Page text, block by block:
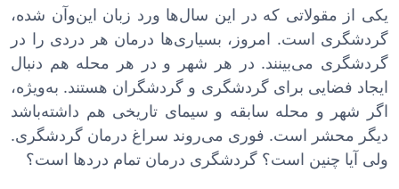
یکی از مقولاتی که در این سال‌ها ورد زبان این‌وآن شده،
گردشگری است. امروز، بسیاری‌ها درمان هر دردی را در
گردشگری می‌بینند. در هر شهر و در هر محله هم دنبال
ایجاد فضایی برای گردشگری و گردشگران هستند. به‌ویژه،
اگر شهر و محله سابقه و سیمای تاریخی هم داشته‌باشد
دیگر محشر است. فوری می‌روند سراغ درمان گردشگری.
ولی آیا چنین است؟ گردشگری درمان تمام دردها است؟